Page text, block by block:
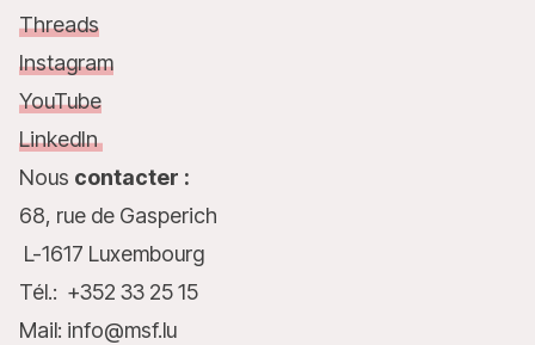
Threads
Instagram
YouTube
LinkedIn
Nous contacter :
68, rue de Gasperich
L-1617 Luxembourg
Tél.: +352 33 25 15
Mail: info@msf.lu